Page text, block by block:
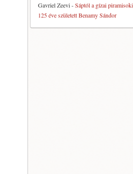
Gavriel Zeevi-Sáptól a gízai
125 éve született Benamy Sándor